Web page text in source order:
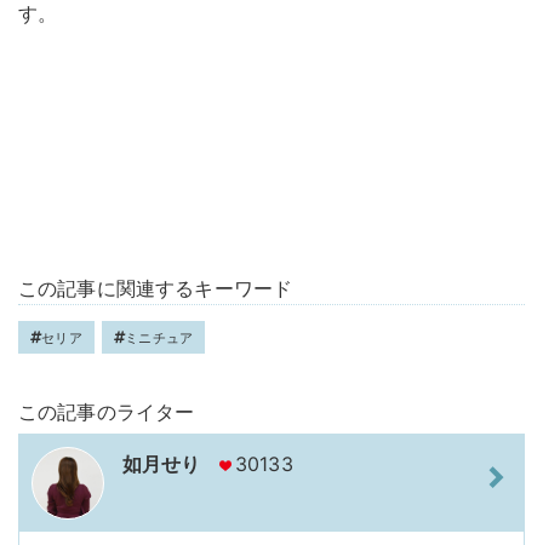
す。
この記事に関連するキーワード
セリア ミニチュア
この記事のライター
如月せり 30133